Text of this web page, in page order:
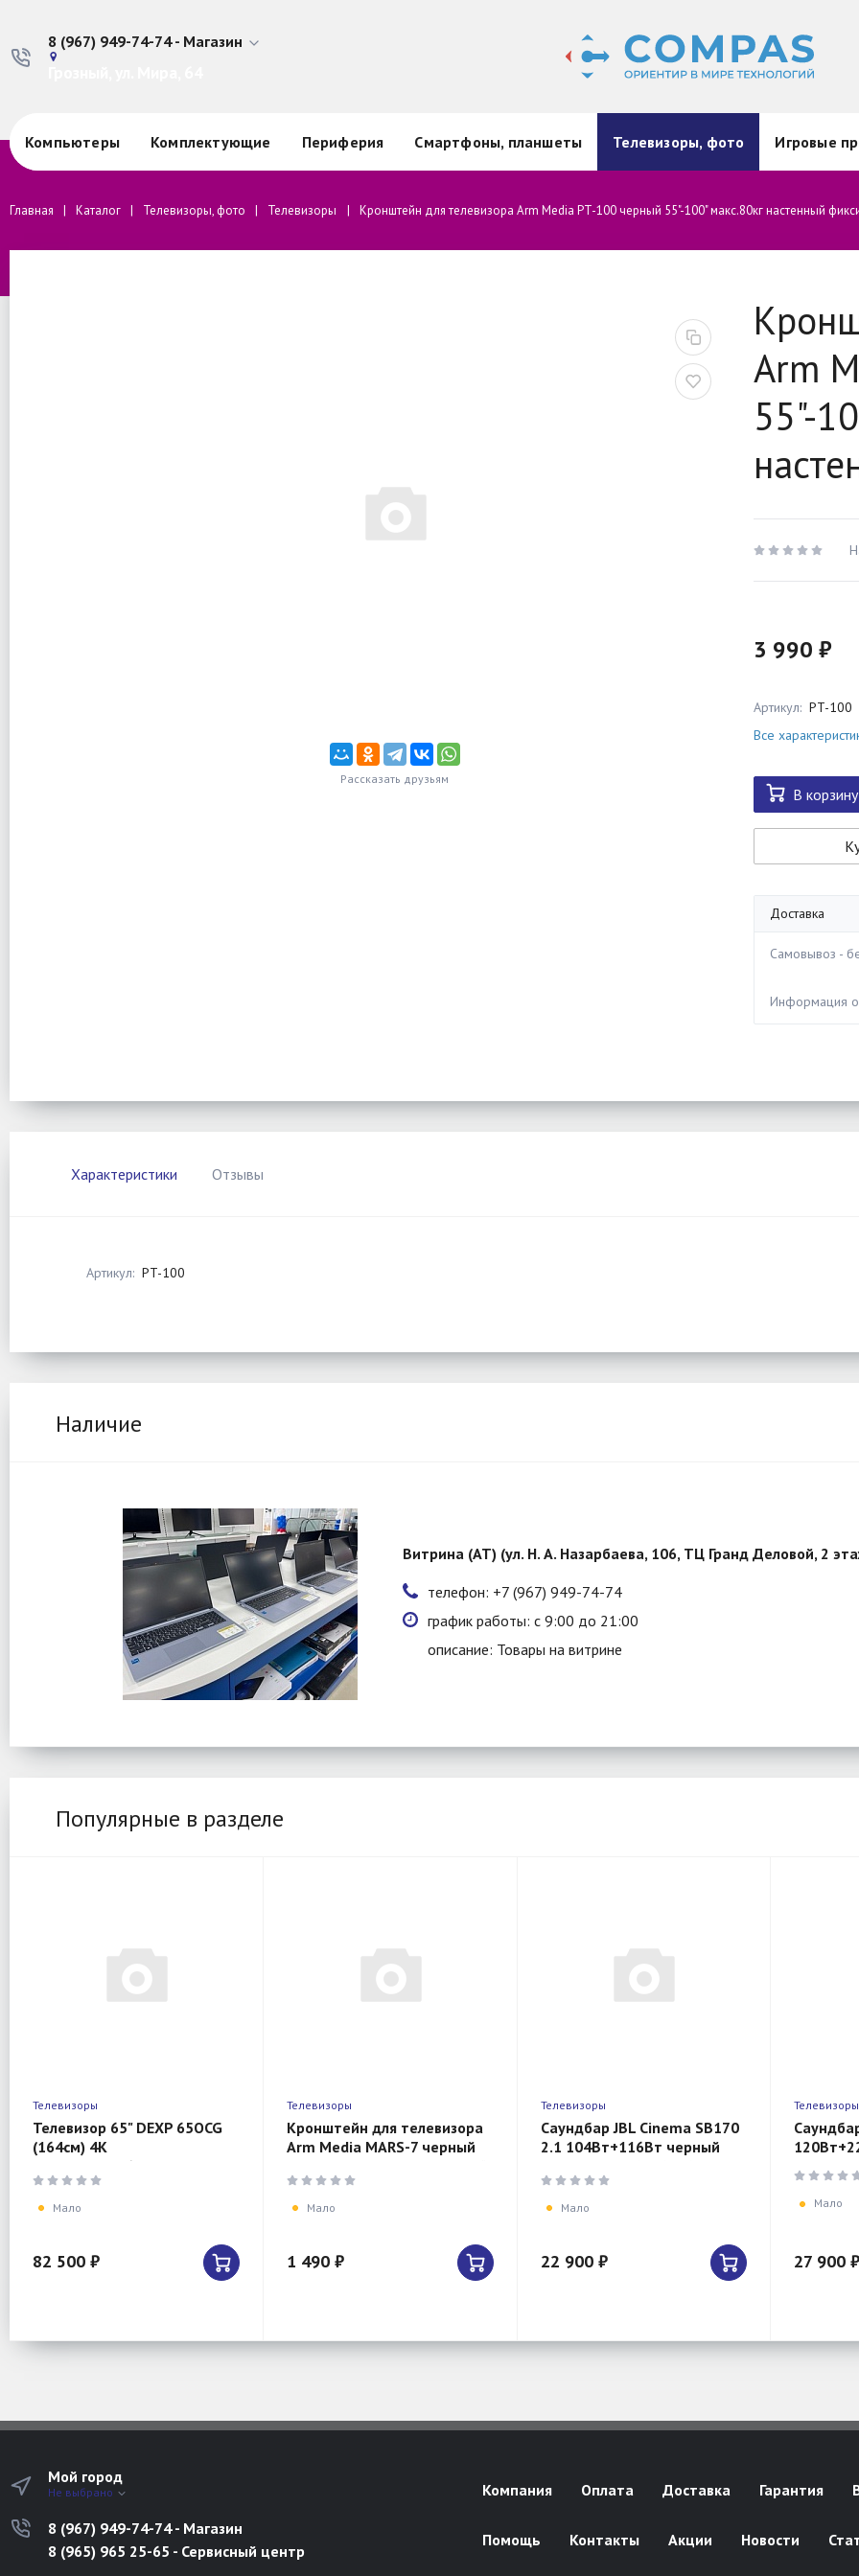
8 (967) 949-74-74 - Магазин
Компьютеры Комплектующие Периферия Смартфоны, планшеты Телевизоры, фото Игровые
Главная Каталог Телевизоры, фото Телевизоры Кронштейн для телевизора Arm Media PT-100 черный 55"-100" макс.80кг настенный
Рассказать друзьям
Arm
55"-
3 990 ₽
Артикул: PT-100
Все
В корзину
Доставка
Самовывоз -
Информация о
Характеристики Отзывы
Артикул: PT-100
Наличие
Витрина (АТ) (ул. Н. А. Назарбаева, 106, ТЦ Гранд Деловой, 2
телефон: +7 (967) 949-74-74
график работы: с 9:00 до 21:00
описание: Товары на витрине
Популярные в разделе
Телевизоры
Телевизор 65" DEXP 65OCG
(164см) 4K
UHD,3840x2160,OLED,120Hz
Googl TV
Мало
82 500 ₽
Телевизоры
Кронштейн для телевизора
Arm Media MARS-7 черный
поворотновыдвижной и н
Мало
1 490 ₽
Телевизоры
Саундбар JBL Cinema SB170
2.1 104Вт+116Вт черный
Мало
22 900 ₽
Телевизоры
Мало
27 900 ₽
Мой город
Не выбрано
8 (967) 949-74-74 - Магазин
8 (965) 965 25-65 - Сервисный центр
Компания Оплата Доставка Гарантия
Помощь Контакты Акции Новости